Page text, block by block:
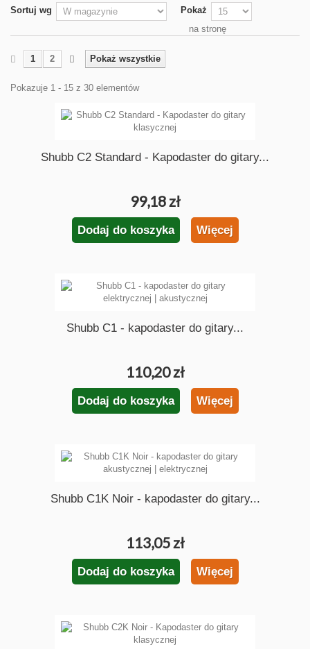
Sortuj wg
Pokaż
na stronę
Pokaż wszystkie
1 2
Pokazuje 1 - 15 z 30 elementów
Shubb C2 Standard - Kapodaster do gitary...
99,18 zł
Dodaj do koszyka Więcej
Shubb C1 - kapodaster do gitary...
110,20 zł
Dodaj do koszyka Więcej
Shubb C1K Noir - kapodaster do gitary...
113,05 zł
Dodaj do koszyka Więcej